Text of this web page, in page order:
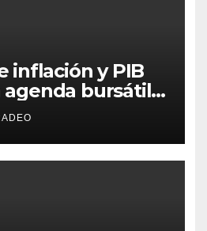
inflación y PIB
agenda bursátil
semana